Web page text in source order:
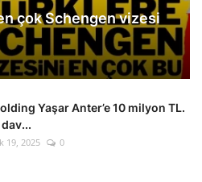
çok Schengen vizesi
Yaşar Anter’e 10 milyon TL.
19, 2025 0